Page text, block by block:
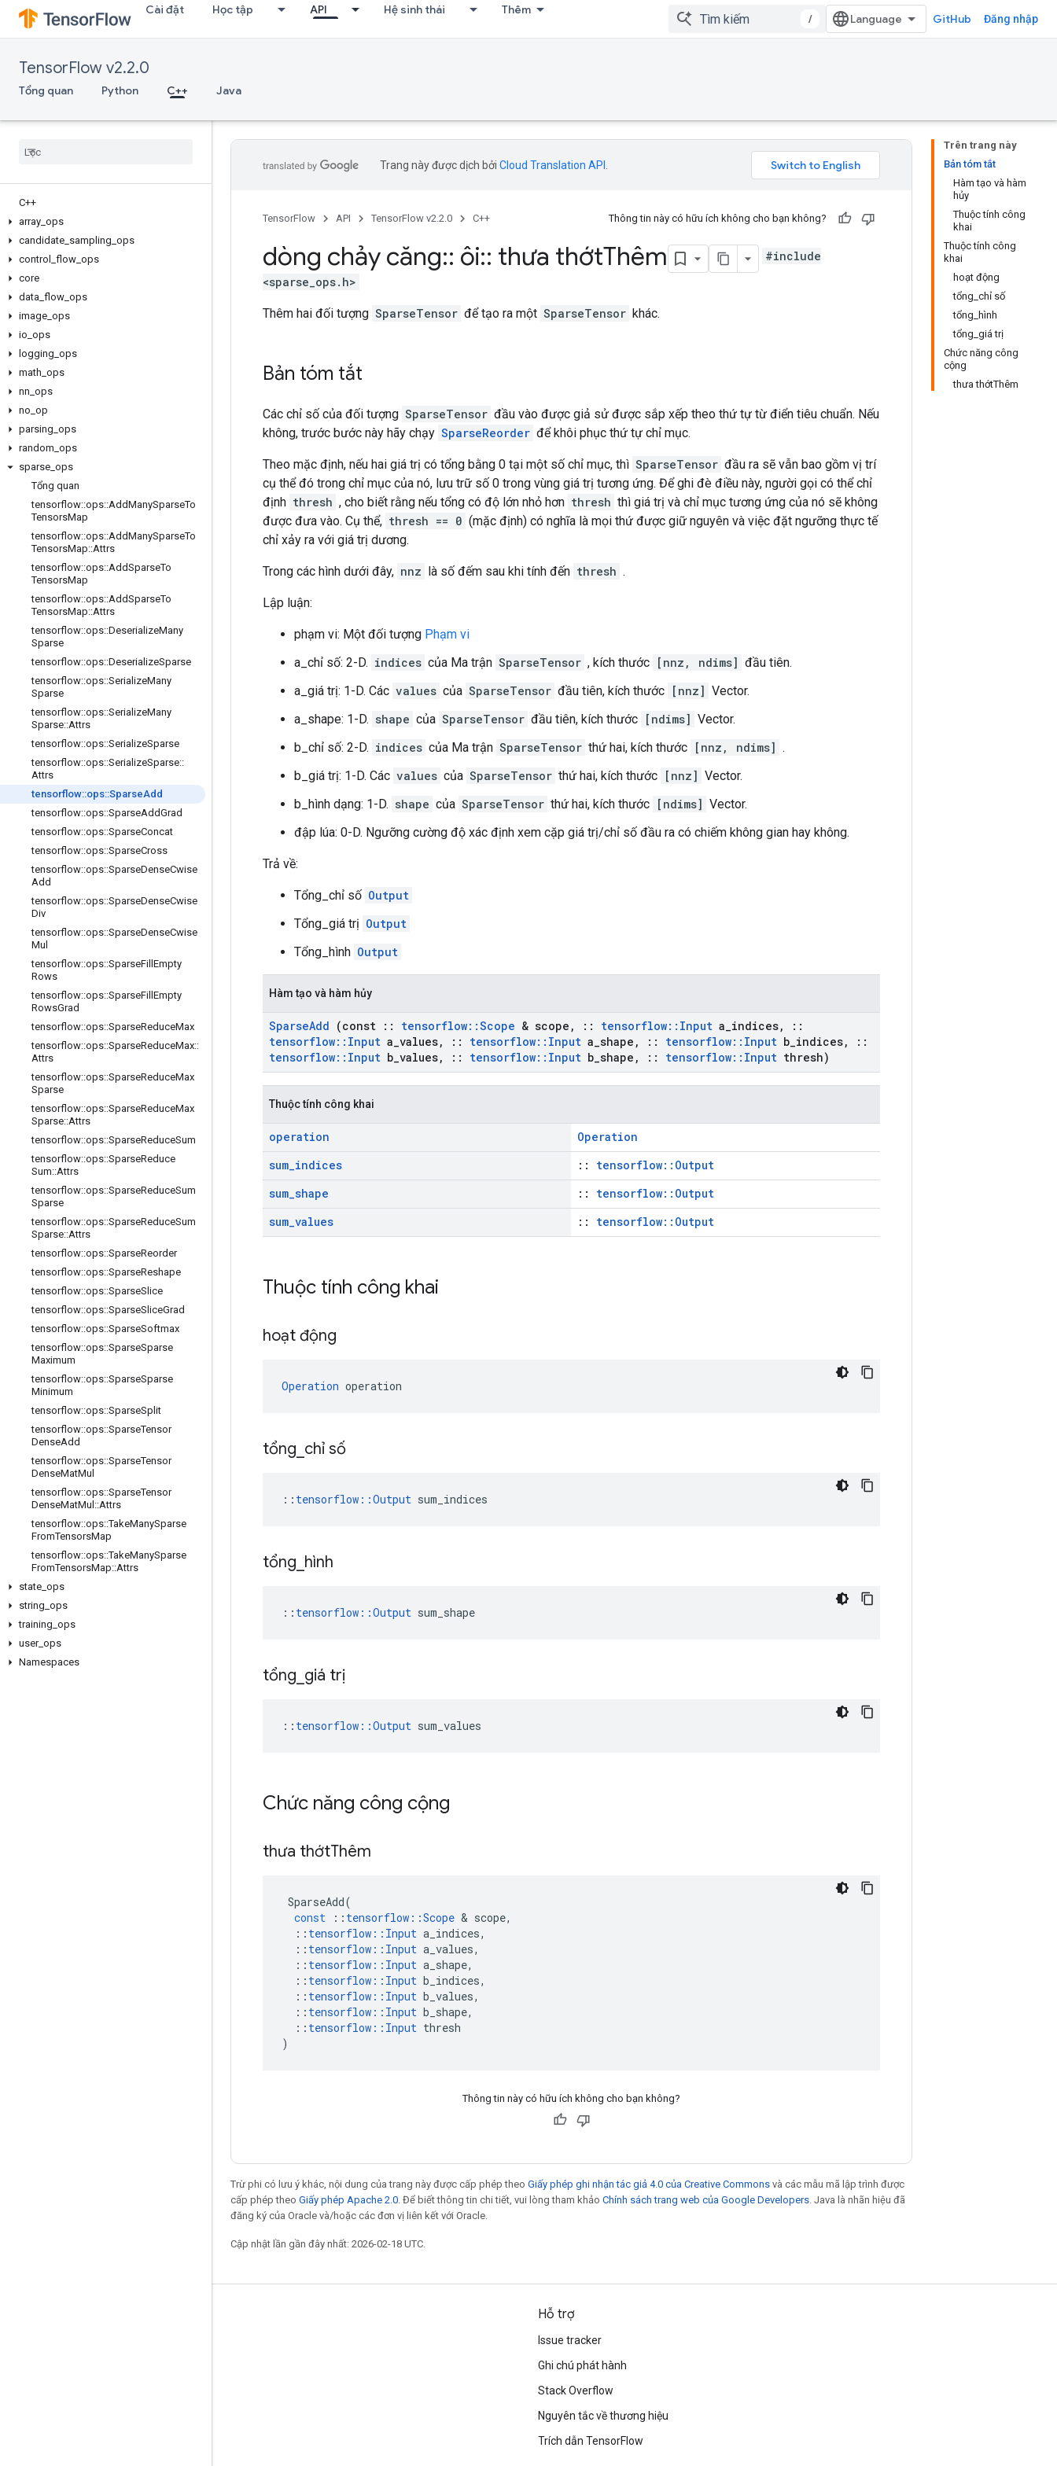
Cài đặt Học tập API Hệ sinh thái Thêm
/ GitHub Đăng nhập
TensorFlow v2.2.0
Tổng quan Python C++ Java
C++
array ops
candidate sampling ops
control
flow ops
core
data flow ops
image ops
io ops
logging ops
math ops
nn ops
no op
parsing ops
random ops
sparse ops
Tổng quan
tensorflow::ops::AddManySparseTo
TensorsMap
tensorflow::ops::AddManySparseTo
TensorsMap::Attrs
tensorflow::ops::AddSparseTo
TensorsMap
tensorflow::ops::AddSparseTo
TensorsMap::Attrs
tensorflow::ops::DeserializeMany
Sparse
tensorflow::ops::DeserializeSparse
tensorflow::ops::SerializeMany
Sparse
tensorflow::ops::SerializeMany
Sparse::Attrs
tensorflow::ops::SerializeSparse
tensorflow::ops::SerializeSparse::
Attrs
tensorflow::ops::SparseAdd
tensorflow::ops::SparseAddGrad
tensorflow::ops::SparseConcat
tensorflow::ops::SparseCross
tensorflow::ops::SparseDenseCwise
Add
tensorflow::ops::SparseDenseCwise
Div
tensorflow::ops::SparseDenseCwise
Mul
tensorflow::ops::SparseFill Empty
Rows
tensorflow::ops::SparseFill Empty
RowsGrad
tensorflow::ops::SparseReduceMax
tensorflow::ops::SparseReduceMax::
Attrs
tensorflow::ops::SparseReduceMax
Sparse
tensorflow::ops::SparseReduceMax
Sparse::Attrs
tensorflow::ops::SparseReduceSum
tensorflow::ops::SparseReduce
Sum::Attrs
tensorflow::ops::SparseReduceSum
Sparse
tensorflow::ops::SparseReduceSum
Sparse::Attrs
tensorflow::ops::SparseReorder
tensorflow::ops::SparseReshape
tensorflow::ops::SparseSlice
tensorflow::ops::SparseSliceGrad
tensorflow::ops::SparseSoftmax
tensorflow::ops::SparseSparse
Maximum
tensorflow::ops::SparseSparse
Minimum
tensorflow::ops::SparseSplit
tensorflow::ops::SparseTensor
DenseAdd
tensorflow::ops::SparseTensor
DenseMatMul
tensorflow::ops::SparseTensor
DenseMatMul ::Attrs
tensorflow::ops::TakeManySparse
FromTensorsMap
tensorflow::ops::TakeManySparse
FromTensorsMap::Attrs
state ops
string ops
training ops
user_ ops
Namespaces
Trên trang này
Bản tóm tắt
Hàm tạo và hàm
hủy
Thuộc tính công
khai
Thuộc tính công
khai
hoạt động
tổng_chỉ số
tổng_hình
tổng_giá trị
Chức năng công
cộng
thưa thớtThêm
Trang này được dịch bởi Cloud Translation API
TensorFlow API TensorFlow v2.2.0 C++ Thông tin này có hữu ích không cho bạn không?
dòng chảy căng:: ôi:: thưa thớtThêm
#include
<sparse_ops.h>
Thêm hai đối tượng SparseTensor để tạo ra một SparseTensor khác.
Bản tóm tắt
Các chỉ số của đối tượng SparseTensor đầu vào được giả sử được sắp xếp theo thứ tự từ điển tiêu chuẩn. Nếu
không, trước bước này hãy chạy SparseReorder để khôi phục thứ tự chỉ mục.
Theo mặc định, nếu hai giá trị có tổng bằng 0 tại một số chỉ mục, thì SparseTensor đầu ra sẽ vẫn bao gồm vị trí
cụ thể đó trong chỉ mục của nó, lưu trữ số 0 trong vùng giá trị tương ứng. Để ghi đè điều này, người gọi có thể chỉ
định thresh , cho biết rằng nếu tổng có độ lớn nhỏ hơn thresh thì giá trị và chỉ mục tương ứng của nó sẽ không
được đưa vào. Cụ thể, thresh == 0 (mặc định) có nghĩa là mọi thứ được giữ nguyên và việc đặt ngưỡng thực tế
chỉ xảy ra với giá trị dương.
Trong các hình dưới đây, nnz là số đếm sau khi tính đến thresh .
Lập luận:
phạm vi: Một đối tượng Phạm vi
a_chỉ số: 2-D. indices của Ma trận SparseTensor , kích thước [nnz, ndims] đầu tiên.
a_giá trị: 1-D. Các values của SparseTensor đầu tiên, kích thước [nnz] Vector.
a_shape: 1-D. shape của SparseTensor đầu tiên, kích thước [ndims] Vector.
b_chỉ số: 2-D. indices của Ma trận SparseTensor thứ hai, kích thước [nnz, ndims] .
b_giá trị: 1-D. Các values của SparseTensor thứ hai, kích thước [nnz] Vector.
b_hình dạng: 1-D. shape của SparseTensor thứ hai, kích thước [ndims] Vector.
đập lúa: 0-D. Ngưỡng cường độ xác định xem cặp giá trị/chỉ số đầu ra có chiếm không gian hay không.
Trả về:
Tổng_chỉ số Output
Tổng_giá trị Output
Tổng_hình Output
Hàm tạo và hàm hủy
SparseAdd (const :: tensorflow::Scope & scope , :: tensorflow:: Input a indices,
::
tensorflow:: Input a values, :: tensorflow:: Input a shape , :: tensorflow:: Input b indices,
::
tensorflow:: Input b values, :: tensorflow:: Input b shape , :: tensorflow:: Input thresh)
Thuộc tính công khai
operation
Operation
sum_indices :: tensorflow::Output
sum_shape :: tensorflow::Output
sum_values :: tensorflow::Output
Thuộc tính công khai
hoạt động
Operation operation
tổng chỉ số
:: tensorflow::Output sum_indices
tổng hình
:: tensorflow::Output sum_shape
tổng giá trị
:: tensorflow::Output sum_values
Chức năng công cộng
thưa thớtThêm
SparseAdd(
const
:: tensorflow ::Scope & scope,
:: tensorflow :: Input a_indices,
:: tensorflow :: Input a_values,
:: tensorflow :: Input a_shape,
:: tensorflow :: Input b_indices,
:: tensorflow :: Input b_values,
:: tensorflow :: Input b_shape,
:: tensorflow :: Input thresh
)
Thông tin này có hữu ích không cho bạn không?
Trừ phi có lưu ý khác, nội dung của trang này được cấp phép theo Giấy phép ghi nhận tác giả 4.0 của Creative Commons và các mẫu mã lập trình được
cấp phép theo Giấy phép Apache 2.0 . Để biết thông tin chi tiết, vui lòng tham khảo Chính sách trang web của Google Developers . Java là nhãn hiệu đã
đăng ký của Oracle và/hoặc các đơn vị liên kết với Oracle.
Cập nhật lần gần đây nhất: 2026-02-18 UTC.
Hỗ trợ
Issue tracker
Ghi chú phát hành
Stack Overflow
Nguyên tắc về thương hiệu
Trích dẫn TensorFlow